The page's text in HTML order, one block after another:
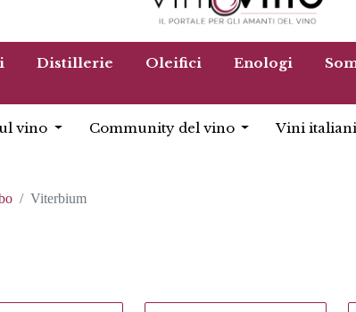
Distillerie Oleifici Enologi
vino Community del vino Vini italiani
Viterbium